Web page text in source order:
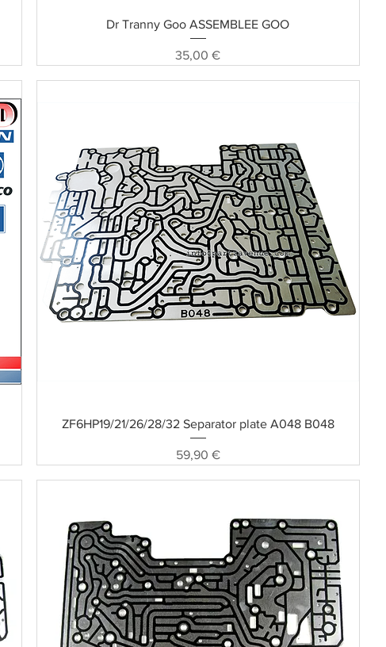
Schnellansicht
Dr Tranny Goo ASSEMBLEE GOO
Preis
35,00 €
Schnellansicht
ZF6HP19/21/26/28/32 Separator plate A048 B048
Preis
59,90 €